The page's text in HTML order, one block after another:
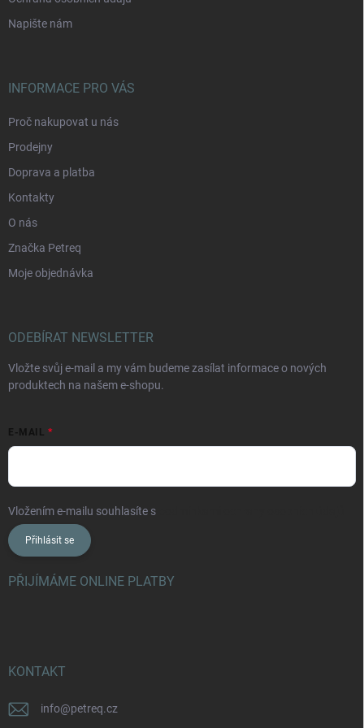
Napište nám
INFORMACE PRO VÁS
Proč nakupovat u nás
Prodejny
Doprava a platba
Kontakty
O nás
Značka Petreq
Moje objednávka
ODEBÍRAT NEWSLETTER
Vložte svůj e-mail a my vám budeme zasílat informace o nových
produktech na našem e-shopu.
E-MAIL
Vložením e-mailu souhlasíte s
Přihlásit se
PŘIJÍMÁME ONLINE PLATBY
KONTAKT
info@petreq.cz